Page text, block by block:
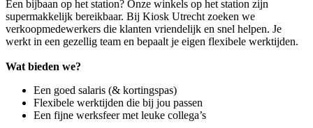
Een bijbaan op het station? Onze winkels op het station zijn
supermakkelijk bereikbaar. Bij Kiosk Utrecht zoeken we
verkoopmedewerkers die klanten vriendelijk en snel helpen. Je
werkt in een gezellig team en bepaalt je eigen flexibele werktijden.
Wat bieden we?
Een goed salaris (& kortingspas)
Flexibele werktijden die bij jou passen
Een fijne werksfeer met leuke collega’s